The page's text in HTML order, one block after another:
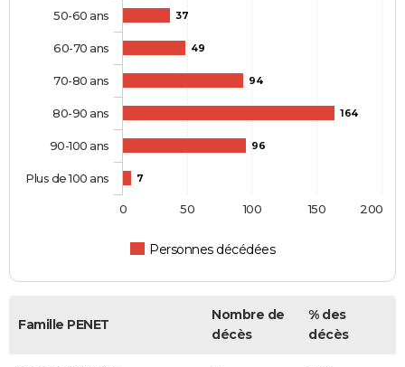
37
49
94
164
96
7
Personnes décédées
50-60 ans
60-70 ans
70-80 ans
80-90 ans
90-100 ans
Plus de 100 ans
0 50 100 150 200
Famille PENET
Nombre de
décès
% des
décès